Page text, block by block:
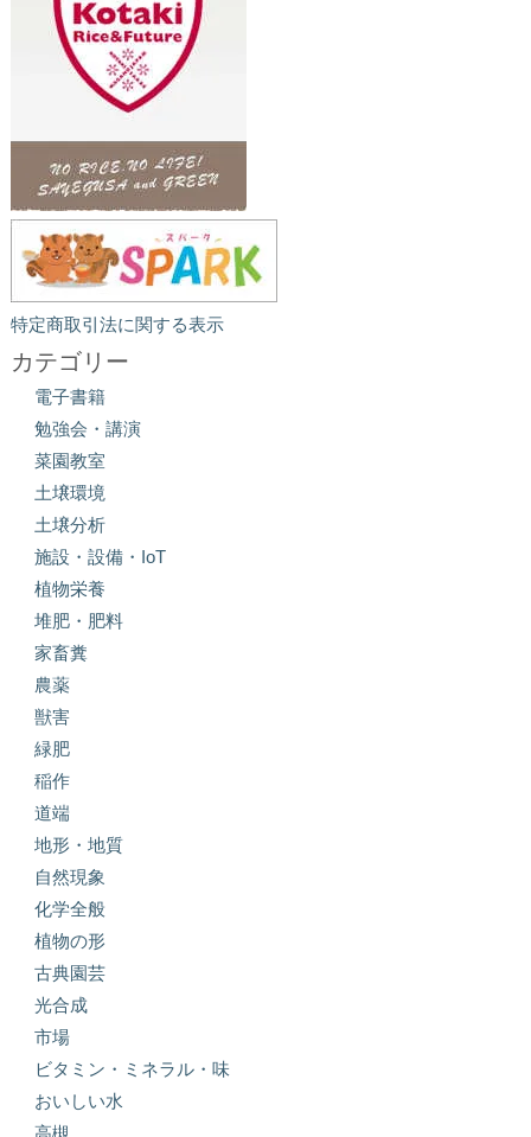
特定商取引法に関する表示
カテゴリー
電子書籍
勉強会・講演
菜園教室
土壌環境
土壌分析
施設・設備・IoT
植物栄養
堆肥・肥料
家畜糞
農薬
獣害
緑肥
稲作
道端
地形・地質
自然現象
化学全般
植物の形
古典園芸
光合成
市場
ビタミン・ミネラル・味
おいしい水